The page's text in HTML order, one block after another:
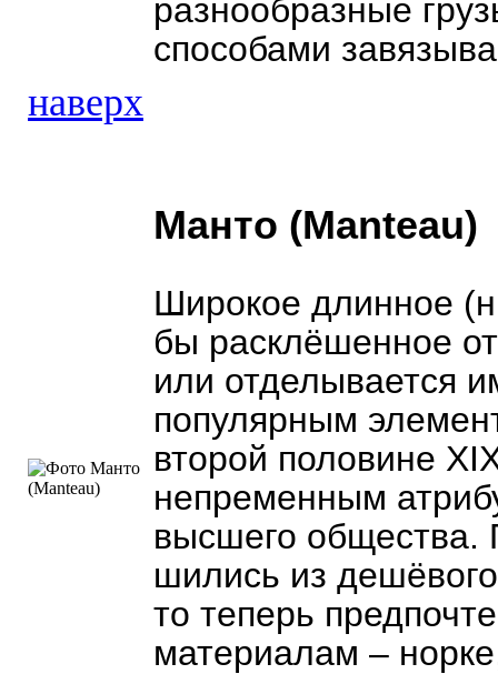
разнообразные
способами
наверх
Манто (Manteau)
Широкое длинное
бы расклёшенное
или отделывается
популярным
второй половине
непременным
высшего общества.
шились из
то теперь
материалам –